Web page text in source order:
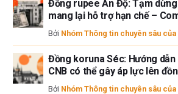
lỗi và thiếu sót.
Tác giả và FXStreet không phải là các cố vấn đầu
có nội dung nào trong bài viết này nhằm mục
Đồng rupee Ấn Độ: Tạm
mang lại hỗ trợ hạn chế –
Bởi Nhóm Thông tin chuyên sâu
Đồng koruna Séc: Hướng
CNB có thể gây áp lực lên
Bởi Nhóm Thông tin chuyên sâu